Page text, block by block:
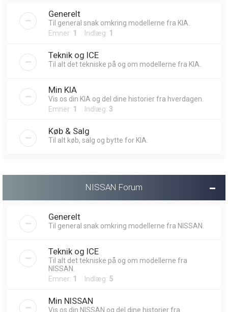
Generelt
Til general snak omkring modellerne fra KIA.
Emner: 1 Indlæg: 1
Teknik og ICE
Til alt det tekniske på og om modellerne fra KIA.
Min KIA
Vis os din KIA og del dine historier fra hverdagen.
Emner: 1 Indlæg: 3
Køb & Salg
Til alt køb, salg og bytte for KIA.
NISSAN Forum
Generelt
Til general snak omkring modellerne fra NISSAN.
Teknik og ICE
Til alt det tekniske på og om modellerne fra
NISSAN.
Emner: 1 Indlæg: 5
Min NISSAN
Vis os din NISSAN og del dine historier fra